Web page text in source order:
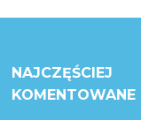
NAJCZĘŚCIEJ
KOMENTOWANE